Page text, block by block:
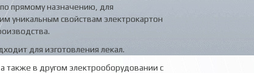
прямому назначению, для
уникальным свойствам электрокартон
для изготовления лекал.
также в другом электрооборудовании с